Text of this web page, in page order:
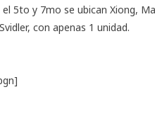
5to y 7mo se ubican Xiong,
con apenas 1 unidad.